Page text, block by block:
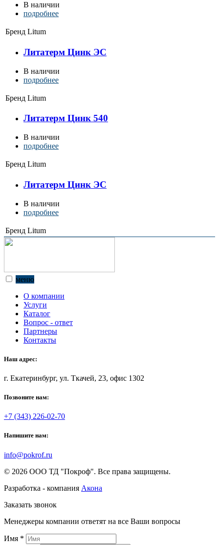
В наличии
подробнее
Бренд Litum
Литатерм Цинк ЭС
В наличии
подробнее
Бренд Litum
Литатерм Цинк 540
В наличии
подробнее
Бренд Litum
Литатерм Цинк ЭС
В наличии
подробнее
Бренд Litum
меню
О компании
Услуги
Каталог
Вопрос - ответ
Партнеры
Контакты
Наш адрес:
г. Екатеринбург, ул. Ткачей, 23, офис 1302
Позвоните нам:
+7 (343) 226-02-70
Напишите нам:
info@pokrof.ru
© 2026 ООО ТД "Покроф". Все права защищены.
Разработка - компания Акона
Заказать звонок
Менеджеры компании ответят на все Ваши вопросы
Имя *